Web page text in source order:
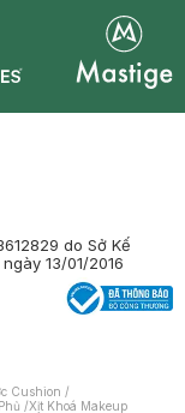
do Sở Kế
13/01/2016
Cushion /
/Xịt Khoá Makeup